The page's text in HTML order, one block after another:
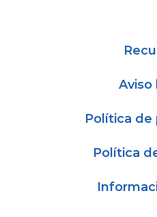
Aviso
Política de
Política